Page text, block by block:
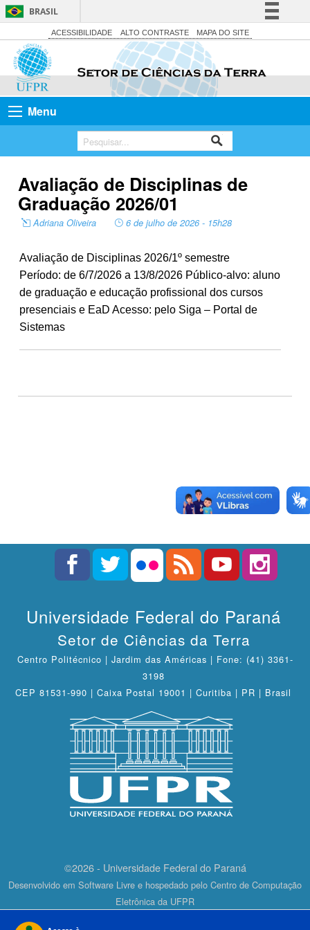
BRASIL
Simplifique!
Comunica BR
Participe
Acesso à informação
Canais
ACESSIBILIDADE ALTO CONTRASTE MAPA DO SITE
Menu
Avaliação de Disciplinas de
Graduação 2026/01
Adriana Oliveira 6 de julho de 2026 - 15h28
Avaliação de Disciplinas 2026/1º semestre
Período: de 6/7/2026 a 13/8/2026 Público-alvo: aluno
de graduação e educação profissional dos cursos
presenciais e EaD Acesso: pelo Siga – Portal de
Sistemas
Universidade Federal do Paraná
Setor de Ciências da Terra
Centro Politécnico | Jardim das Américas | Fone: (41) 3361-
3198
CEP 81531-990 | Caixa Postal 19001 | Curitiba | PR | Brasil
©2026 - Universidade Federal do Paraná
Desenvolvido em Software Livre e hospedado pelo Centro de Computação
Eletrônica da UFPR